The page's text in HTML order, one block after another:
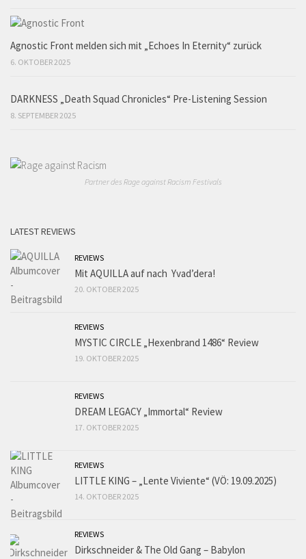
Agnostic Front melden sich mit „Echoes In Eternity“ zurück
6. OKTOBER 2025
DARKNESS „Death Squad Chronicles“ Pre-Listening Session
8. SEPTEMBER 2025
Partner des Rage against Racism Festivals
LATEST REVIEWS
REVIEWS
Mit AQUILLA auf nach Yvad’dera!
20. OKTOBER 2025
REVIEWS
MYSTIC CIRCLE „Hexenbrand 1486“ Review
19. OKTOBER 2025
REVIEWS
DREAM LEGACY „Immortal“ Review
17. OKTOBER 2025
REVIEWS
LITTLE KING – „Lente Viviente“ (VÖ: 19.09.2025)
14. OKTOBER 2025
REVIEWS
Dirkschneider & The Old Gang – Babylon